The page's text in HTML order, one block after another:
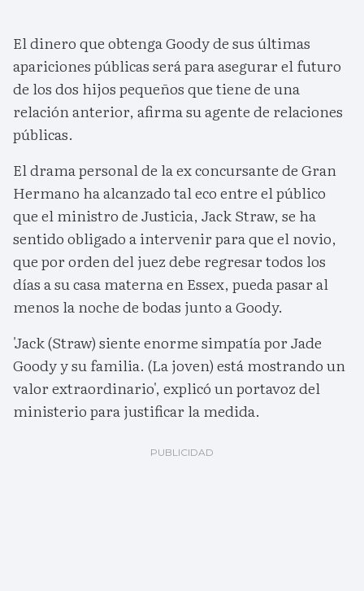
El dinero que obtenga Goody de sus últimas
apariciones públicas será para asegurar el futuro
de los dos hijos pequeños que tiene de una
relación anterior, afirma su agente de relaciones
públicas.
El drama personal de la ex concursante de Gran
Hermano ha alcanzado tal eco entre el público
que el ministro de Justicia, Jack Straw, se ha
sentido obligado a intervenir para que el novio,
que por orden del juez debe regresar todos los
días a su casa materna en Essex, pueda pasar al
menos la noche de bodas junto a Goody.
'Jack (Straw) siente enorme simpatía por Jade
Goody y su familia. (La joven) está mostrando un
valor extraordinario', explicó un portavoz del
ministerio para justificar la medida.